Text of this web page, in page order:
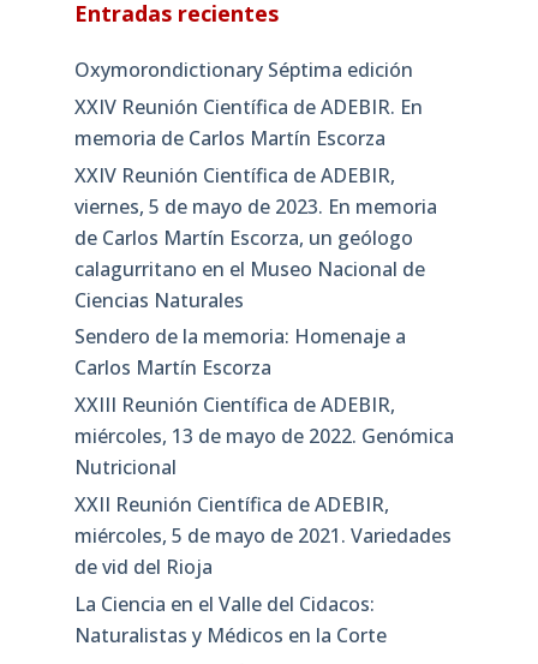
Entradas recientes
Oxymorondictionary Séptima edición
XXIV Reunión Científica de ADEBIR. En
memoria de Carlos Martín Escorza
XXIV Reunión Científica de ADEBIR,
viernes, 5 de mayo de 2023. En memoria
de Carlos Martín Escorza, un geólogo
calagurritano en el Museo Nacional de
Ciencias Naturales
Sendero de la memoria: Homenaje a
Carlos Martín Escorza
XXIII Reunión Científica de ADEBIR,
miércoles, 13 de mayo de 2022. Genómica
Nutricional
XXII Reunión Científica de ADEBIR,
miércoles, 5 de mayo de 2021. Variedades
de vid del Rioja
La Ciencia en el Valle del Cidacos:
Naturalistas y Médicos en la Corte